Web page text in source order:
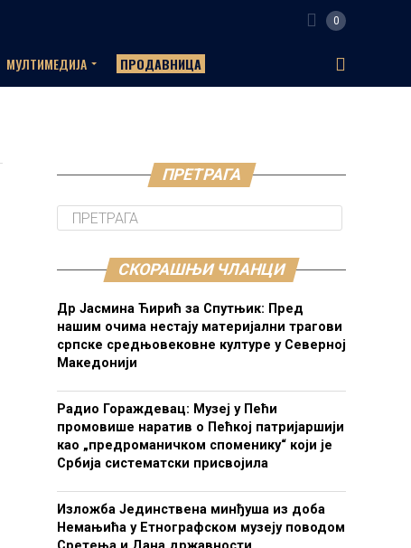
0
МУЛТИМЕДИЈА ПРОДАВНИЦА
ПРЕТРАГА
СКОРАШЊИ ЧЛАНЦИ
Др Јасмина Ћирић за Спутњик: Пред
нашим очима нестају материјални трагови
српске средњовековне културе у Северној
Македонији
Радио Гораждевац: Музеј у Пећи
промовише наратив о Пећкој патријаршији
као „предроманичком споменику“ који је
Србија систематски присвојила
Изложба Јединствена минђуша из доба
Немањића у Етнографском музеју поводом